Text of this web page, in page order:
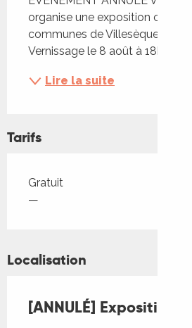
organise une exposition
communes de Villesèque et de
Vernissage le 8 août à 18h à
Lire la suite
Tarifs
Tarifs 2026
Gratuit
—
Localisation
[ANNULÉ] Exposition